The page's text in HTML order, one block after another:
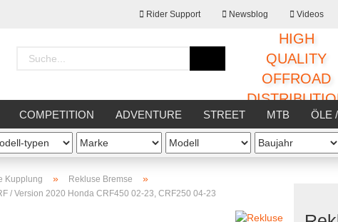
Rider Support Newsblog Videos
Konto erstellen
HIGH
QUALITY
OFFROAD
COMPETITION ADVENTURE STREET MTB ÖLE
SONSTIGES
Kupplung » Rekluse Bremse »
/ Version 2020 Honda CRF450 02-23, CRF250 04-23